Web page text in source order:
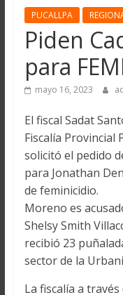
PUCALLPA
Piden
para
mayo 16, 2023
El fiscal Sadat
Fiscalía Provincial
solicitó el pedido
para Jonathan
de feminicidio.
Moreno es
Shelsy Smith
recibió 23
sector de la
La fiscalía a